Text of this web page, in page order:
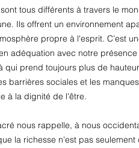
tous différents à travers le
Ils offrent un environnement
propre à l'esprit. C’est
adéquation avec notre
qui prend toujours plus de
barrières sociales et les
à la dignité de l'être.
nous rappelle, à nous
la richesse n'est pas seulement